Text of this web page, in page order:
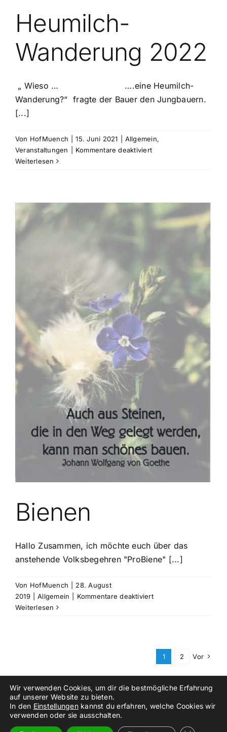
Heumilch-
Wanderung 2022
„ Wieso … ….eine Heumilch-
Wanderung?“ fragte der Bauer den Jungbauern.
[...]
Von HofMuench 15. Juni 2021 Allgemein,
Veranstaltungen
Kommentare deaktiviertfür
Weiterlesen
Bienen
Hallo Zusammen, ich möchte euch über das
anstehende Volksbegehren "ProBiene" [...]
Von HofMuench
28. August
2019
Allgemein Kommentare deaktiviertfür
Weiterlesen
1 2 Vor
©2026PeakXV ///anker.gelingt.ziemlich
Wir verwenden Cookies, um dir die bestmögliche Erfahrung
auf unserer Website zu bieten.
In den Einstellungenkannst du erfahren, welche Cookies wir
verwenden oder sie ausschalten.